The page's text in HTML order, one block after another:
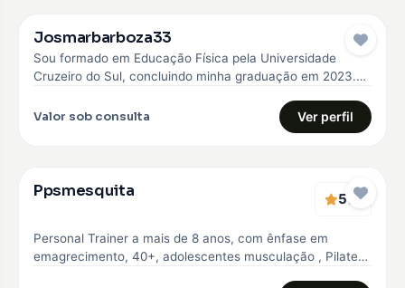
Josmarbarboza33
Sou formado em Educação Física pela Universidade
Cruzeiro do Sul, concluindo minha graduação em 2023.
Valor sob consulta Ver perfil
Ppsmesquita 5(1)
Personal Trainer a mais de 8 anos, com ênfase em
emagrecimento, 40+, adolescentes musculação , Pilates